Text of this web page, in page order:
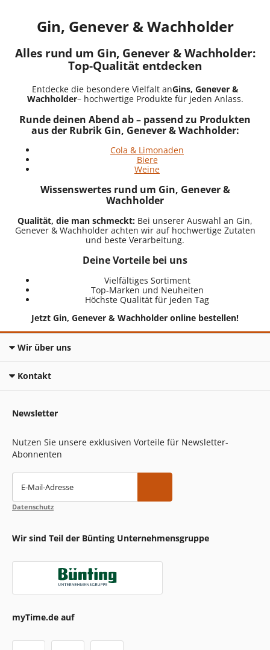
Gin, Genever & Wachholder
Alles rund um Gin, Genever & Wachholder:
Top-Qualität entdecken
Entdecke die besondere Vielfalt anGins, Genever &
Wachholder– hochwertige Produkte für jeden Anlass.
Runde deinen Abend ab – passend zu Produkten
aus der Rubrik Gin, Genever & Wachholder:
Cola & Limonaden
Biere
Weine
Wissenswertes rund um Gin, Genever &
Wachholder
Qualität, die man schmeckt: Bei unserer Auswahl an Gin,
Genever & Wachholder achten wir auf hochwertige Zutaten
und beste Verarbeitung.
Deine Vorteile bei uns
Vielfältiges Sortiment
Top-Marken und Neuheiten
Höchste Qualität für jeden Tag
Jetzt Gin, Genever & Wachholder online bestellen!
Wir über uns
Kontakt
Newsletter
Nutzen Sie unsere exklusiven Vorteile für Newsletter-
Abonnenten
E-Mail-Adresse
Datenschutz
Wir sind Teil der Bünting Unternehmensgruppe
myTime.de auf